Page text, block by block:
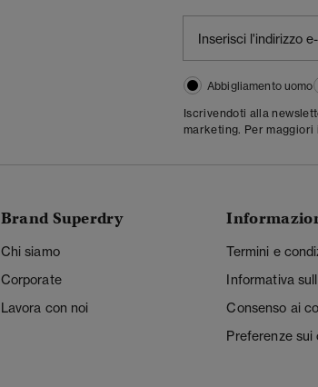
Abbigliamento uomo
Iscrivendoti alla
marketing. Per
Brand Superdry
Chi siamo
Corporate
Lavora con noi
Termini e
Informativa
Consenso ai
Preferenze sui